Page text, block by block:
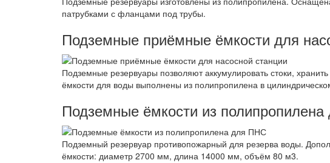
патрубками с фланцами под трубы.
Подземные приёмные ёмкости для
Подземные резервуары позволяют аккумулировать стоки,
ёмкости для воды выполнены из полипропилена в
Подземные ёмкости из
Подземный резервуар противопожарный для резерва воды.
ёмкости: диаметр 2700 мм, длина 14000 мм, объём 80 м3.